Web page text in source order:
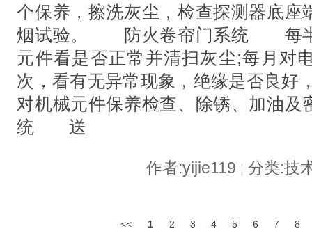
个保养，擦洗灰尘，检查探测器底座
烟试验。 防火卷帘门系统 每半
元件看是否正常并清扫灰尘;每月对
次，看有无异常现象，绝缘是否良好
对机械元件保养检查、除锈、加油
统 送
作者:yijie119 | 分类:技
<< 1 2 3 4 5 6 7 8